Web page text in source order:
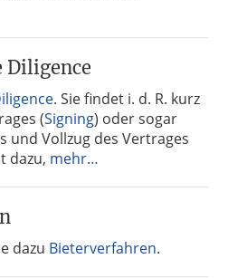
Diligence
. Sie findet i. d. R. kurz
(Signing) oder sogar
und Vollzug des Vertrages
dazu, mehr…
dazu Bieterverfahren.